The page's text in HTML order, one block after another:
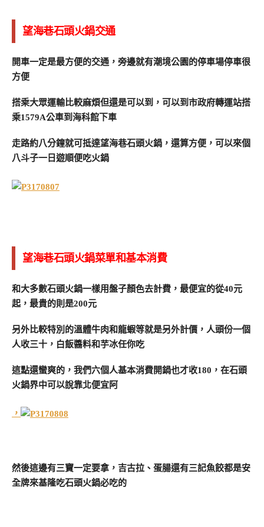
望海巷石頭火鍋交通
開車一定是最方便的交通，旁邊就有潮境公園的停車場停車很
方便
搭乘大眾運輸比較麻煩但還是可以到，可以到市政府轉運站搭
乘1579A公車到海科館下車
走路約八分鐘就可抵達望海巷石頭火鍋，還算方便，可以來個
八斗子一日遊順便吃火鍋
望海巷石頭火鍋菜單和基本消費
和大多數石頭火鍋一樣用盤子顏色去計費，最便宜的從40元
起，最貴的則是200元
另外比較特別的溫體牛肉和龍蝦等就是另外計價，人頭份一個
人收三十，白飯醬料和芋冰任你吃
這點還蠻爽的，我們六個人基本消費開鍋也才收180，在石頭
火鍋界中可以說靠北便宜阿
，
然後這邊有三寶一定要拿，吉古拉、蛋腸還有三記魚餃都是安
全牌來基隆吃石頭火鍋必吃的